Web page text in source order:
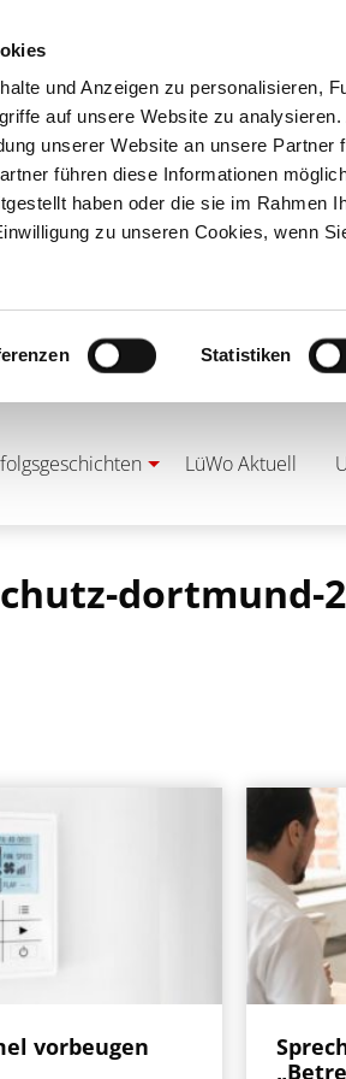
und Anzeigen zu personalisieren,
auf unsere Website zu
unserer Website an unsere Partner
führen diese Informationen
haben oder die sie im Rahmen
zu unseren Cookies, wenn
Statistiken
LüWo Aktuell
dortmund-
vorbeugen